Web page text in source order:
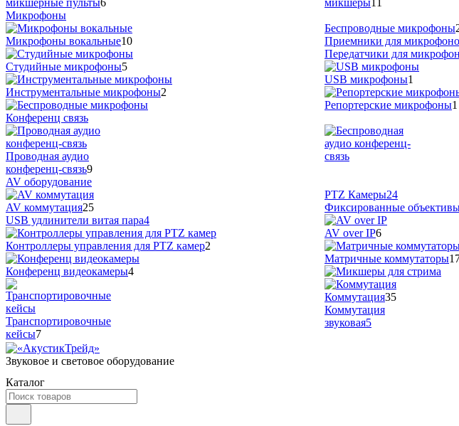
микшерные пульты6
микшеры11
Микрофоны
Микрофоны вокальные10
Студийные микрофоны5
Инструментальные микрофоны2
Беспроводные микрофоны
Приемники для
Передатчики для
USB микрофоны1
Репортерские микрофоны1
Конференц связь
Проводная аудио
конференц-связь9
AV оборудование
AV коммутация25
USB удлинители витая пара4
Контроллеры управления для PTZ камер2
Конференц видеокамеры4
PTZ Камеры24
Фиксированные
AV over IP6
Матричные коммутаторы
Транспортировочные
кейсы7
Коммутация35
Коммутация
звуковая5
Звуковое и световое оборудование
Каталог